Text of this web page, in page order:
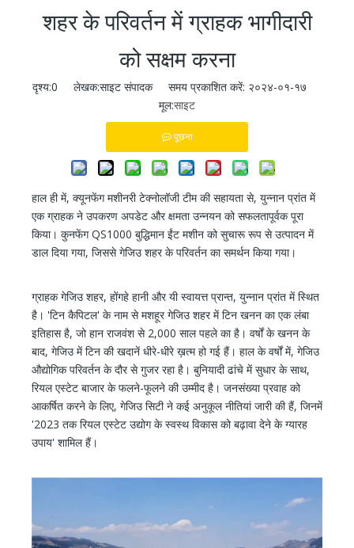
शहर के परिवर्तन में ग्राहक भागीदारी
को सक्षम करना
दृश्य:0 लेखक:साइट संपादक समय प्रकाशित करें: २०२४-०१-१७
मूल:साइट
पूछना
हाल ही में, क्यूनफेंग मशीनरी टेक्नोलॉजी टीम की सहायता से, युन्नान प्रांत में
एक ग्राहक ने उपकरण अपडेट और क्षमता उन्नयन को सफलतापूर्वक पूरा
किया। कुनफेंग QS1000 बुद्धिमान ईंट मशीन को सुचारू रूप से उत्पादन में
डाल दिया गया, जिससे गेजिउ शहर के परिवर्तन का समर्थन किया गया।
ग्राहक गेजिउ शहर, होंगहे हानी और यी स्वायत्त प्रान्त, युन्नान प्रांत में स्थित
है। 'टिन कैपिटल' के नाम से मशहूर गेजिउ शहर में टिन खनन का एक लंबा
इतिहास है, जो हान राजवंश से 2,000 साल पहले का है। वर्षों के खनन के
बाद, गेजिउ में टिन की खदानें धीरे-धीरे ख़त्म हो गई हैं। हाल के वर्षों में, गेजिउ
औद्योगिक परिवर्तन के दौर से गुजर रहा है। बुनियादी ढांचे में सुधार के साथ,
रियल एस्टेट बाजार के फलने-फूलने की उम्मीद है। जनसंख्या प्रवाह को
आकर्षित करने के लिए, गेजिउ सिटी ने कई अनुकूल नीतियां जारी की हैं, जिनमें
'2023 तक रियल एस्टेट उद्योग के स्वस्थ विकास को बढ़ावा देने के ग्यारह
उपाय' शामिल हैं।